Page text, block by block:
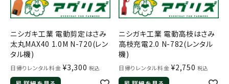
メールでのお問い合わせ
info@agriz.net
ニシガキ工業 電動剪定はさみ
太丸MAX40 1.0M N-720(レン
タル機)
日帰りレンタル料金 ¥3,300 税込
ニシガキ工業 電動高枝はさみ
高枝充電2.0 N-782(レンタル
機)
日帰りレンタル料金 ¥2,750 税込